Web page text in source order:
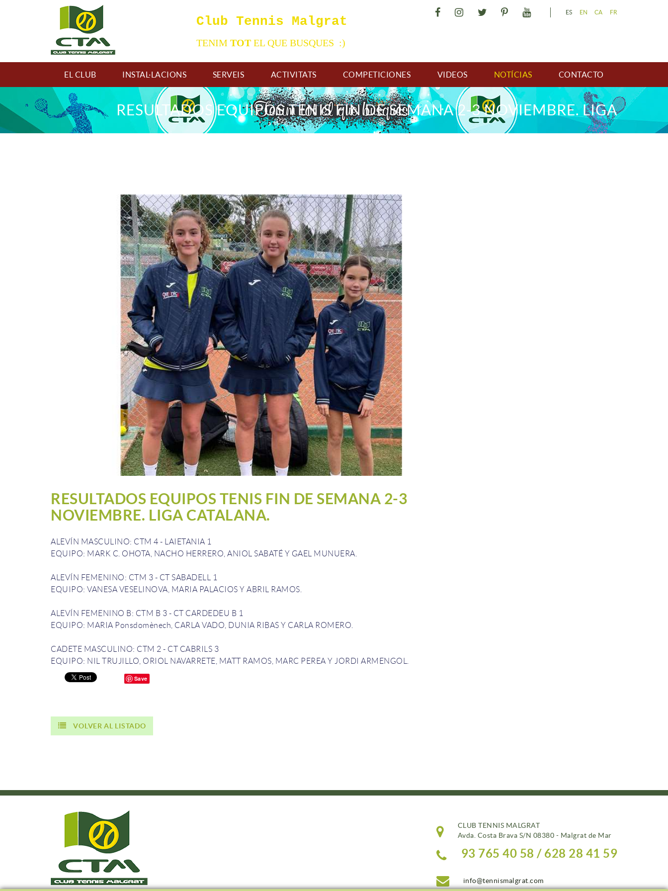
Club Tennis Malgrat
TENIM TOTEL QUE BUSQUES :)
ES EN CA FR
EL CLUB INSTAL·LACIONS SERVEIS ACTIVITATS COMPETICIONES VIDEOS NOTÍCIAS CONTACTO
RESULTADOS EQUIPOS TENIS FIN DE SEMANA 2-3 NOVIEMBRE. LIGA
RESULTADOS EQUIPOS TENIS FIN DE SEMANA 2-3
NOVIEMBRE. LIGA CATALANA.
ALEVÍN MASCULINO: CTM 4 - LAIETANIA 1
EQUIPO: MARK C. OHOTA NACHO HERRERO, ANIOL SABATÉ Y GAEL MUNUERA
ALEVÍN FEMENINO: CTM 3 - CT SABADELL
1
EQUIPO: VANESA VESELINOVA MARIA PALACIOS Y ABRIL RAMOS
ALEVÍN FEMENINO B: CTM B 3 - CT CARDEDEU B 1
EQUIPO: MARIA Ponsdomènech CARLA VADO DUNIA RIBAS Y CARLA ROMERO
CADETE MASCULINO: CTM 2 - CT CABRILS 3
EQUIPO: NIL TRUJILLO, ORIOL NAVARRETE MATT RAMOS, MARC PEREA Y JORDI ARMENGOL
Save
VOLVER AL LISTADO
CLUB TENNIS MALGRAT
Avda. Costa Brava S/N 08380 - Malgrat de Mar
93 765 40 58 / 628 28 41 59
info@tennismalgrat.com